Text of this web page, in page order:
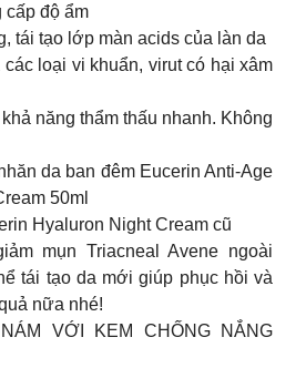
cấp độ ẩm
tái tạo lớp màn acids của làn da
loại vi khuẩn, virut có hại xâm
năng thẩm thấu nhanh. Không
da ban đêm Eucerin Anti-Age
50ml
Hyaluron Night Cream cũ
mụn Triacneal Avene ngoài
tái tạo da mới giúp phục hồi và
nữa nhé!
VỚI KEM CHỐNG NẮNG